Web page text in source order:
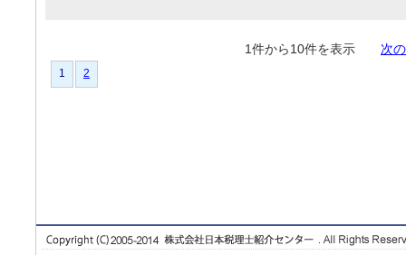
1件から10件を表示 次
1 2